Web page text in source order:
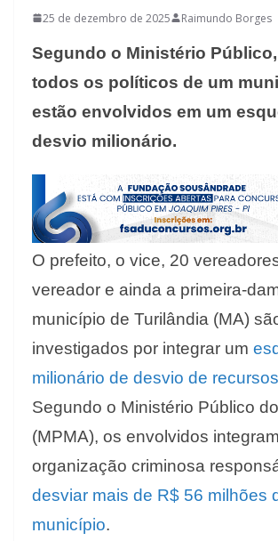
25 de dezembro de 2025 Raimundo Borges
Segundo o Ministério
todos os políticos de um
estão envolvidos em um
desvio milionário.
O prefeito, o vice, 20
vereador e ainda a primeira-
município de Turilândia (MA)
investigados por integrar um
milionário de desvio de
Segundo o Ministério Público
(MPMA), os envolvidos
organização criminosa
desviar mais de R$ 56 milhões
município.